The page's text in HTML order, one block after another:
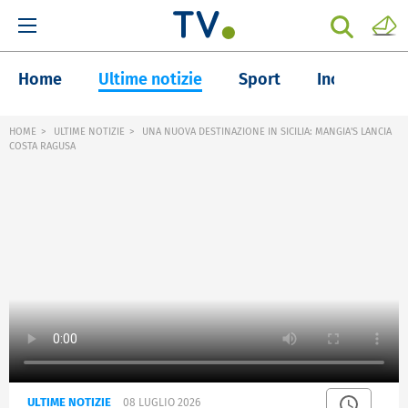
Home Ultime notizie Sport Inchieste
HOME ULTIME NOTIZIE
UNA NUOVA DESTINAZIONE IN SICILIA: MANGIA'S LANCIA
COSTA RAGUSA
ULTIME NOTIZIE 08 LUGLIO 2026